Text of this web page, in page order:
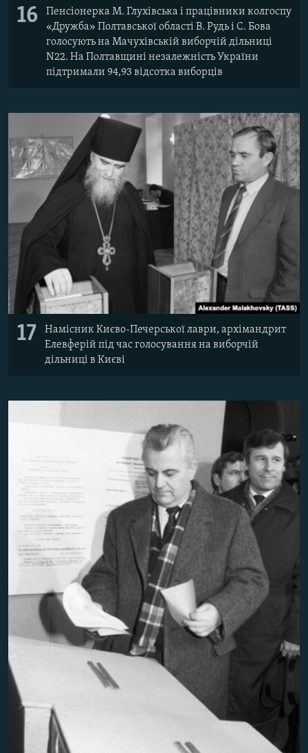
16
Пенсіонерка М. Глухівська і працівники колгоспу
«Дружба» Полтавської області В. Рудь і С. Бова
голосують на Мачухівській виборчій дільниці
N22. На Полтавщині незалежність України
підтримали 94,93 відсотка виборців
17
Намісник Києво-Печерської лаври, архімандрит
Елевферій під час голосування на виборчій
дільниці в Києві